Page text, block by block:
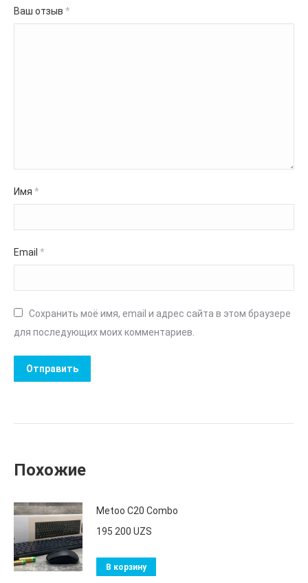
Ваш отзыв *
Имя *
Email *
Сохранить моё имя, email и адрес сайта в этом браузере
для последующих моих комментариев.
Похожие
Metoo C20 Combo
195 200 UZS
В корзину